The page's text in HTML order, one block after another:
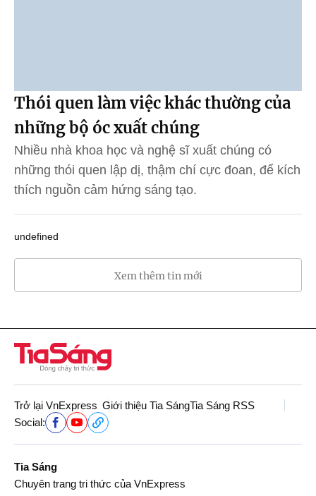
Thói quen làm việc khác thường của
những bộ óc xuất chúng
Nhiều nhà khoa học và nghệ sĩ xuất chúng có
những thói quen lập dị, thậm chí cực đoan, để kích
thích nguồn cảm hứng sáng tạo.
undefined
Xem thêm tin mới
Trở lại VnExpress Giới thiệu Tia SángTia Sáng RSS
Social:
Tia Sáng
Chuyên trang tri thức của VnExpress